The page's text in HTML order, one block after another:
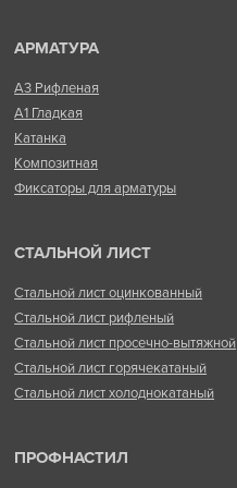
АРМАТУРА
А3 Рифленая
А1 Гладкая
Катанка
Композитная
Фиксаторы для арматуры
СТАЛЬНОЙ ЛИСТ
Стальной лист оцинкованный
Стальной лист рифленый
Стальной лист просечно-вытяжной
Стальной лист горячекатаный
Стальной лист холоднокатаный
ПРОФНАСТИЛ